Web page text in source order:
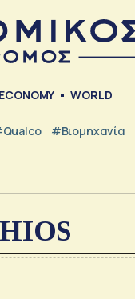
ECONOMY WORLD
#Βιομηχανία